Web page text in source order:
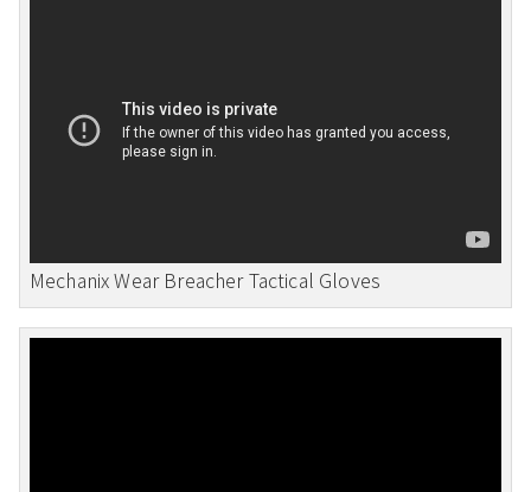
Mechanix Wear Breacher Tactical Gloves